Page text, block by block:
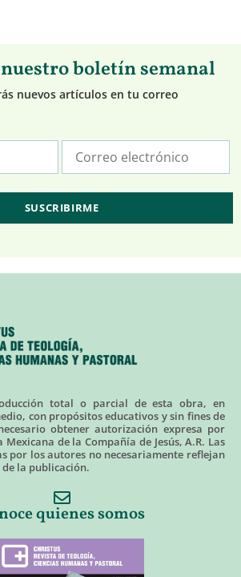
boletín semanal
nuevos artículos en tu correo
total o parcial de esta obra, en
con propósitos educativos y sin fines de
obtener autorización expresa por
de la Compañía de Jesús, A.R. Las
por los autores no necesariamente reflejan
la publicación.
quienes somos